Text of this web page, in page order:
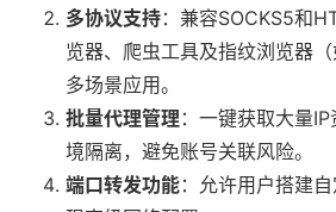
多协议支持：兼容SOCKS5和
览器、爬虫工具及指纹浏览器
多场景应用。
批量代理管理 ：一键获取大量
境隔离，避免账号关联风险。
端口转发功能：允许用户搭建